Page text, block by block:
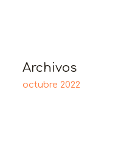
Archivos
octubre 2022